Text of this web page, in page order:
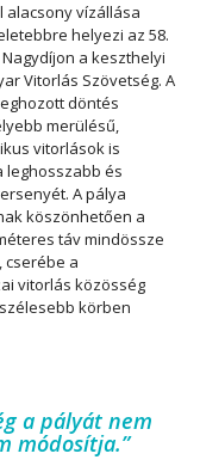
alacsony vízállása
helyezi az 58.
a keszthelyi
Vitorlás Szövetség. A
döntés
merülésű,
vitorlások is
leghosszabb és
A pálya
köszönhetően a
táv mindössze
cserébe a
vitorlás közösség
körben
a pályát nem
módosítja.”